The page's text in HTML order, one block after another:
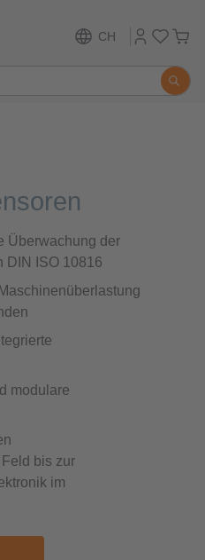
CH
Überwachung der
DIN ISO 10816
modulare
bis zur
im